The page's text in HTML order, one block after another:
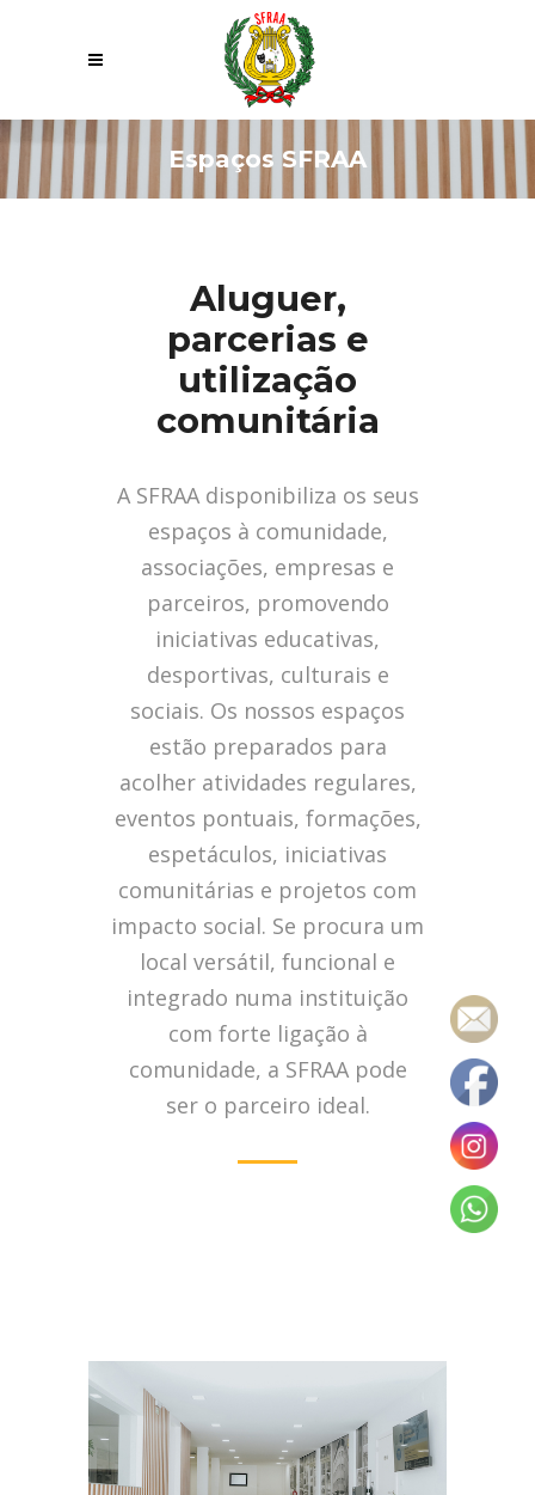
Espaços SFRAA
Aluguer,
parcerias e
utilização
comunitária
A SFRAA disponibiliza os seus
espaços à comunidade,
associações, empresas e
parceiros, promovendo
iniciativas educativas,
desportivas, culturais e
sociais. Os nossos espaços
estão preparados para
acolher atividades regulares,
eventos pontuais, formações,
espetáculos, iniciativas
comunitárias e projetos com
impacto social. Se procura um
local versátil, funcional e
integrado numa instituição
com forte ligação à
comunidade, a SFRAA pode
ser o parceiro ideal.